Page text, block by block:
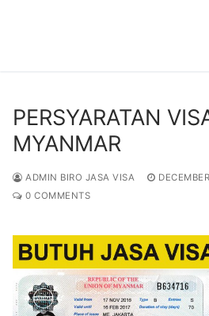
PERSYARATAN
MYANMAR
ADMIN BIRO JASA VISA
0 COMMENTS